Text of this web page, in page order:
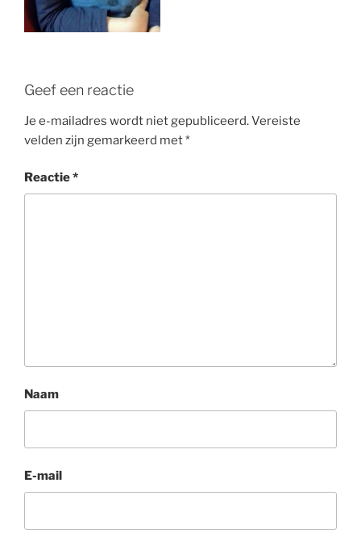
Geef een reactie
Je e-mailadres wordt niet gepubliceerd.Vereiste
velden zijn gemarkeerd met*
Reactie*
Naam
E-mail